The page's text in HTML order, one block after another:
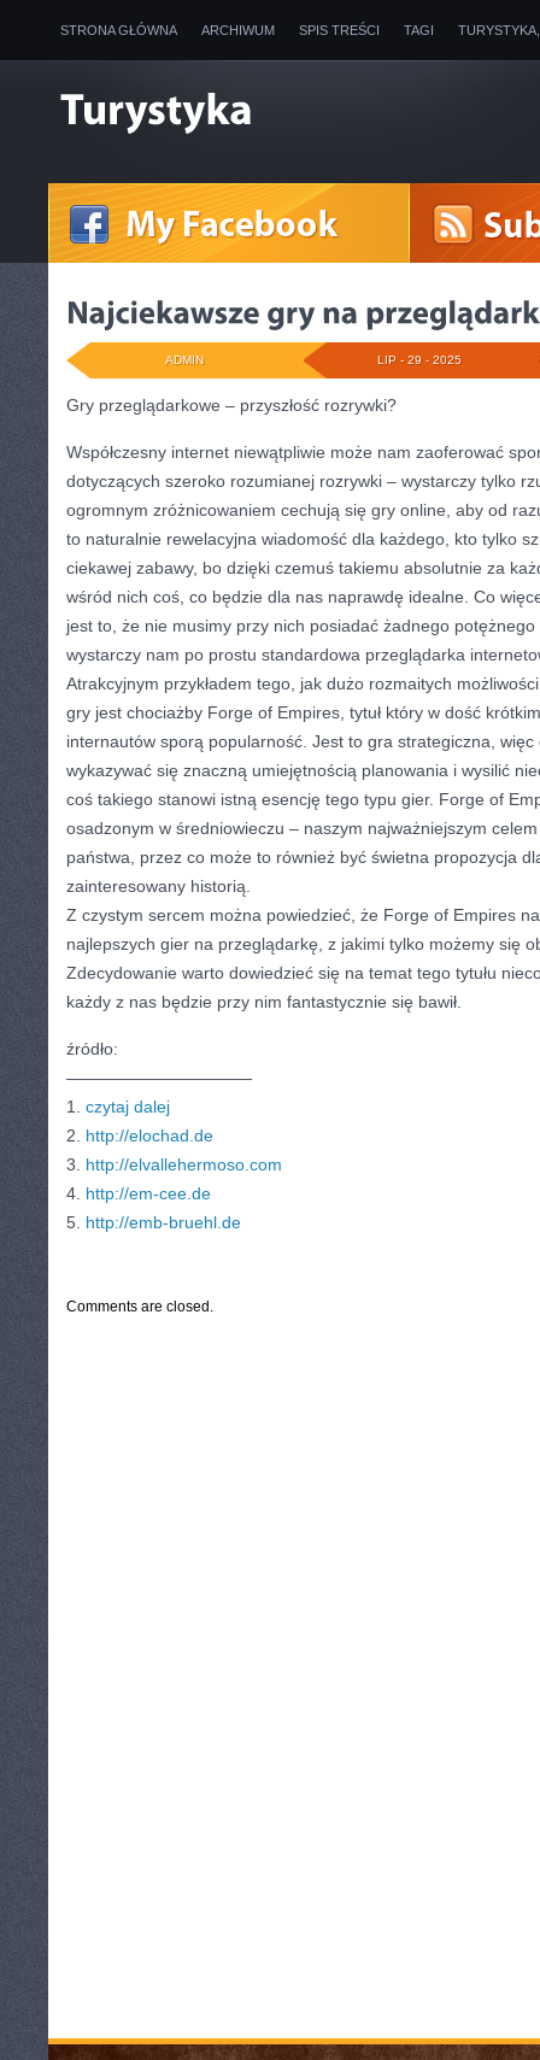
STRONA GŁÓWNA ARCHIWUM SPIS TREŚCI TAGI
LIP - 29 - 2025
ADMIN
Gry przeglądarkowe – przyszłość rozrywki?
Współczesny internet niewątpliwie może nam zaoferować
dotyczących szeroko rozumianej rozrywki – wystarczy tylko
ogromnym zróżnicowaniem cechują się gry online, aby od
to naturalnie rewelacyjna wiadomość dla każdego, kto tylko
ciekawej zabawy, bo dzięki czemuś takiemu absolutnie za
wśród nich coś, co będzie dla nas naprawdę idealne. Co
jest to, że nie musimy przy nich posiadać żadnego
wystarczy nam po prostu standardowa przeglądarka
Atrakcyjnym przykładem tego, jak dużo rozmaitych
gry jest chociażby Forge of Empires, tytuł który w dość
internautów sporą popularność. Jest to gra strategiczna,
wykazywać się znaczną umiejętnością planowania i wysilić
coś takiego stanowi istną esencję tego typu gier. Forge of
osadzonym w średniowieczu – naszym najważniejszym
państwa, przez co może to również być świetna propozycja
zainteresowany historią.
Z czystym sercem można powiedzieć, że Forge of Empires
najlepszych gier na przeglądarkę, z jakimi tylko możemy się
Zdecydowanie warto dowiedzieć się na temat tego tytułu
każdy z nas będzie przy nim fantastycznie się bawił.
źródło:
———————————
1. czytaj dalej
2. http://elochad.de
3. http://elvallehermoso.com
4. http://em-cee.de
5. http://emb-bruehl.de
Comments are closed.